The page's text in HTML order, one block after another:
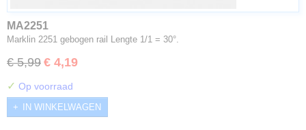
MA2251
Marklin 2251 gebogen rail Lengte 1/1 = 30°.
€ 5,99 € 4,19
✓ Op voorraad
IN WINKELWAGEN